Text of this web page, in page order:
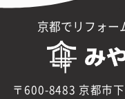
京都でリフォー
〒600-8483 京都市